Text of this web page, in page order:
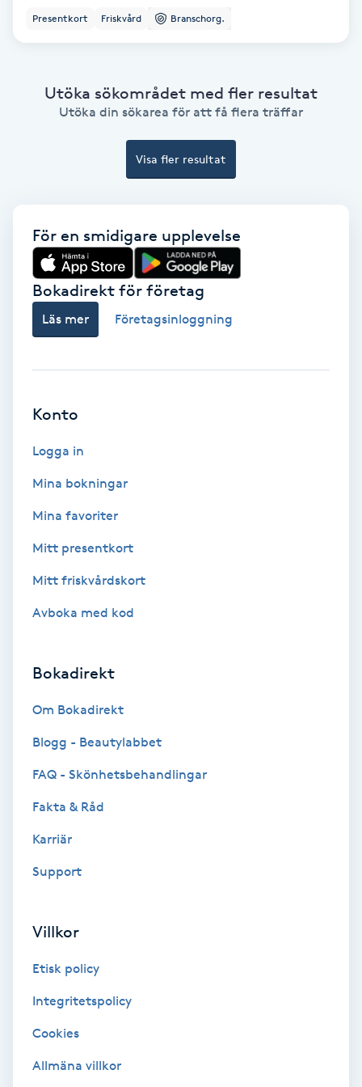
Ansiktsbehandling djuprengörande
Barnklippning
BIAB
Brynformning
Brynfärgning
Bröllopsuppsättning
Color correction
Cryoterapi
Damklippning
Diamantslipning
Enzympeeling
Presentkort Friskvård Branschorg.
Utöka sökområdet med fler resultat
Utöka din sökarea för att få flera träffar
Visa fler resultat
För en smidigare upplevelse
Bokadirekt för företag
Läs mer Företagsinloggning
Konto
Logga in
Mina bokningar
Mina favoriter
Mitt presentkort
Mitt friskvårdskort
Avboka med kod
Bokadirekt
Om Bokadirekt
Blogg - Beautylabbet
FAQ - Skönhetsbehandlingar
Fakta & Råd
Karriär
Support
Villkor
Etisk policy
Integritetspolicy
Cookies
Allmäna villkor